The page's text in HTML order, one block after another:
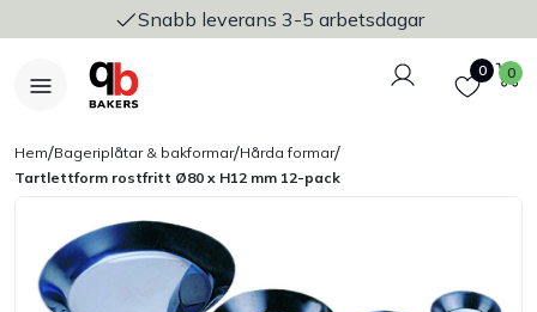
Snabb leverans 3-5 arbetsdagar
Logga in
Favoriter
0 0
Nyheter
Bakers Pureline
Hem/Bageriplåtar & bakformar/Hårda formar/
Tartlettform rostfritt Ø80 x H12 mm 12-pack